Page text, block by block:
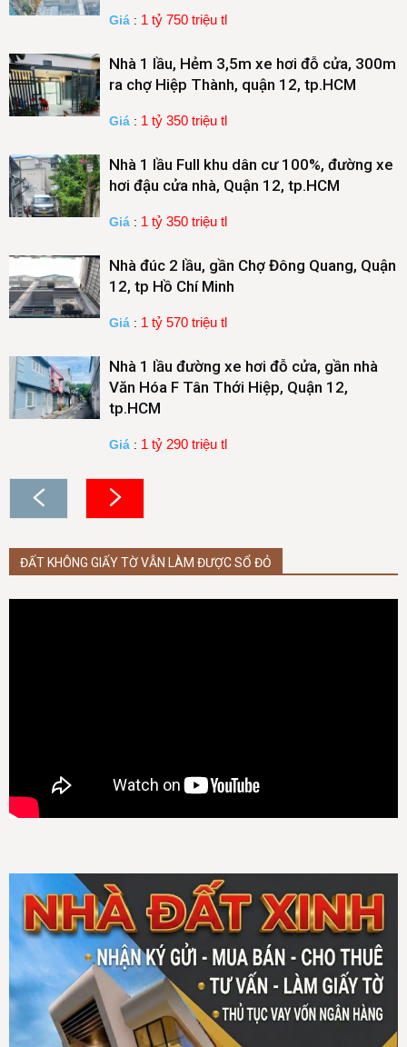
Giá : 1 tỷ 750 triệu tl
Nhà 1 lầu, Hẻm 3,5m xe hơi đỗ cửa, 300m
ra chợ Hiệp Thành, quận 12, tp.HCM
Giá : 1 tỷ 350 triệu tl
Nhà 1 lầu Full khu dân cư 100%, đường xe
hơi đậu cửa nhà, Quận 12, tp.HCM
Giá : 1 tỷ 350 triệu tl
Nhà đúc 2 lầu, gần Chợ Đông Quang, Quận
12, tp Hồ Chí Minh
Giá : 1 tỷ 570 triệu tl
Nhà 1 lầu đường xe hơi đỗ cửa, gần nhà
Văn Hóa F Tân Thới Hiệp, Quận 12,
tp.HCM
Giá : 1 tỷ 290 triệu tl
ĐẤT KHÔNG GIẤY TỜ VẪN LÀM ĐƯỢC SỔ ĐỎ